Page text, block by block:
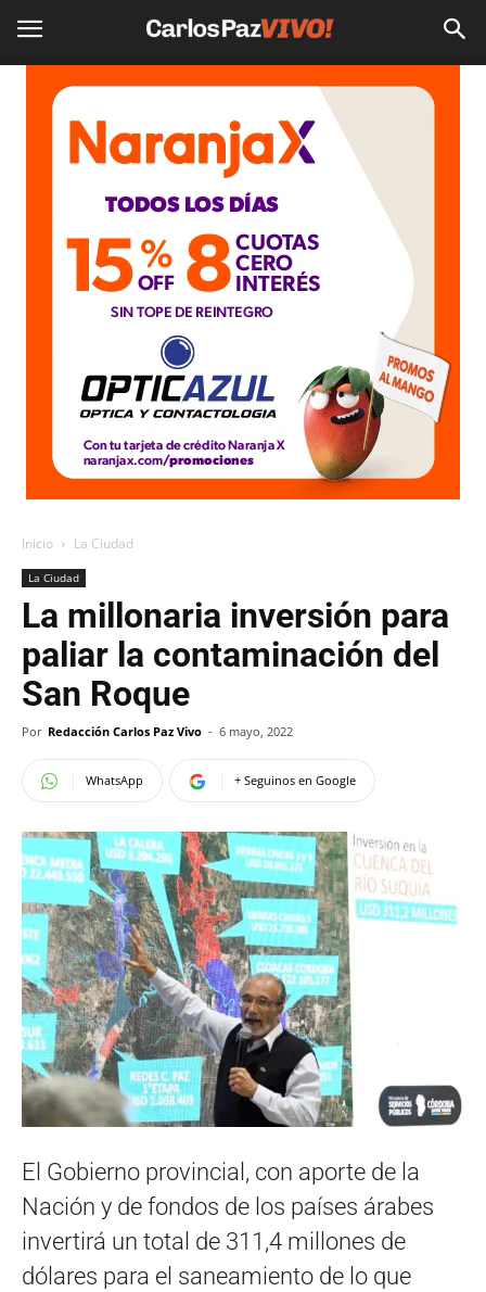
Inicio La Ciudad
La Ciudad
La millonaria inversión para
paliar la contaminación del
San Roque
Por Redacción Carlos Paz Vivo - 6 mayo, 2022
WhatsApp + Seguinos en Google
El Gobierno provincial, con aporte de la
Nación y de fondos de los países árabes
invertirá un total de 311,4 millones de
dólares para el saneamiento de lo que